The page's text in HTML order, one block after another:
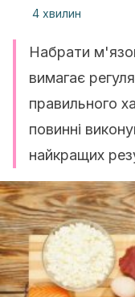
4 хвилин
Набрати
вимагає
правильного
повинні
найкращих